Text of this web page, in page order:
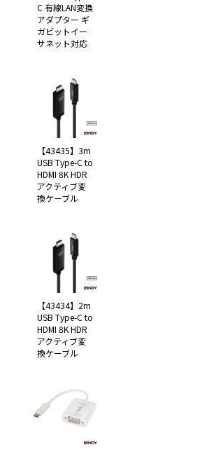
C 有線LAN変換
アダプター ギ
ガビットイー
サネット対応
【43435】3m
USB Type-C to
HDMI 8K HDR
アクティブ変
換ケーブル
【43434】2m
USB Type-C to
HDMI 8K HDR
アクティブ変
換ケーブル